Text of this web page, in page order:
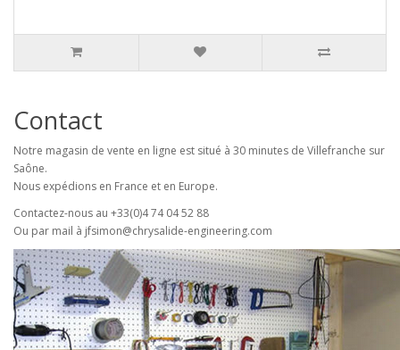
Contact
Notre magasin de vente en ligne est situé à 30 minutes de Villefranche sur
Saône.
Nous expédions en France et en Europe.
Contactez-nous au +33(0)4 74 04 52 88
Ou par mail à jfsimon@chrysalide-engineering.com